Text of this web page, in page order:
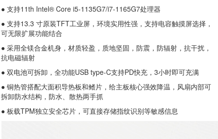
● 支持11th Intel® Core i5-1135G7/i7-1165G7处理器
● 支持13.3 寸原装TFT工业屏，环境实用性强，支持电容触摸屏选择，
可无限扩展功能结合
● 采用全镁合金机身，材质轻盈，质地坚固，防震，防辐射，抗干扰，
抗电磁辐射
● 双电池可拆卸，全功能USB type-C支持PD快充，3小时即可充满
● 铜热管搭配大面积导热板和鳍片，给主板核心强效降温，风扇内部可
拆卸防水结构，防水、散热两手抓
● 板载TPM独立安全芯片，可直接存储指纹识别等敏感信息